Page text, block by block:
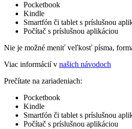
Pocketbook
Kindle
Smartfón či tablet s príslušnou
Počítač s príslušnou aplikáciou
Nie je možné meniť veľkosť písma,
Viac informácií v našich návodoch
Prečítate na zariadeniach:
Pocketbook
Kindle
Smartfón či tablet s príslušnou
Počítač s príslušnou aplikáciou